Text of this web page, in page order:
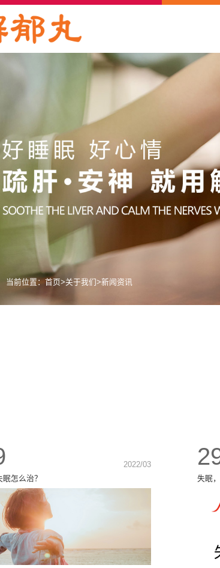
当前位置：首页>关于我们>新闻资讯
2022/03
怎么治？
失眠